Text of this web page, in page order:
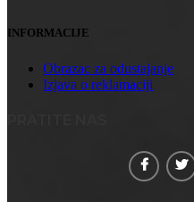
INFORMACIJE
Obrazac za odustajanje
Izjava o reklamaciji